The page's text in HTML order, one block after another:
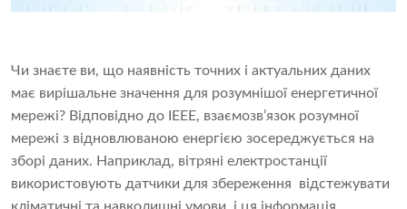
Чи знаєте ви, що наявність точних і актуальних даних
має вирішальне значення для розумнішої енергетичної
мережі? Відповідно до IEEE, взаємозв’язок розумної
мережі з відновлюваною енергією зосереджується на
зборі даних. Наприклад, вітряні електростанції
використовують датчики для збереження відстежувати